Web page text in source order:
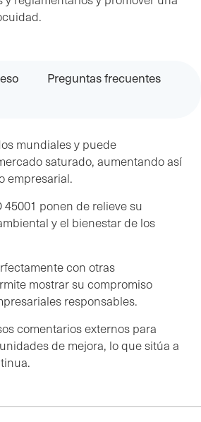
Preguntas frecuentes
mundiales y puede
saturado, aumentando así
empresarial.
45001 ponen de relieve su
y el bienestar de los
con otras
mostrar su compromiso
responsables.
comentarios externos para
de mejora, lo que sitúa a